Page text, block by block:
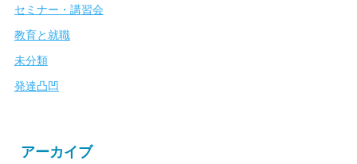
セミナー・講習会
教育と就職
未分類
発達凸凹
アーカイブ